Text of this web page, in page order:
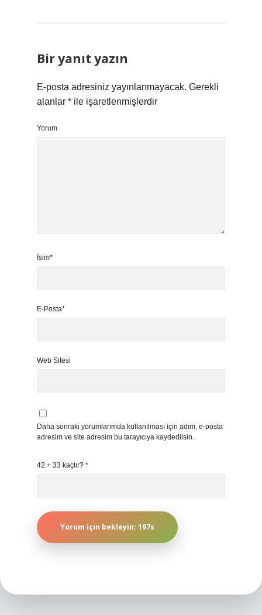
Bir yanıt yazın
E-posta adresiniz yayınlanmayacak. Gerekli
alanlar * ile işaretlenmişlerdir
Yorum
İsim*
E-Posta*
Web Sitesi
Daha sonraki yorumlarımda kullanılması için adım, e-posta
adresim ve site adresim bu tarayıcıya kaydedilsin.
42 + 33 kaçtır? *